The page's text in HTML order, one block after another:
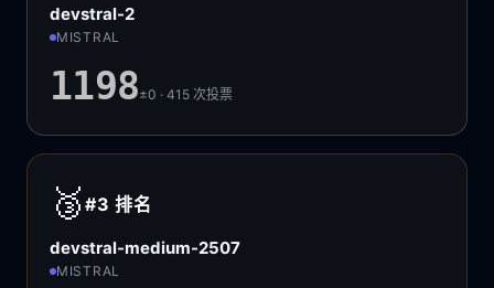
devstral-2
MISTRAL
1198±0 · 415次投票
🥉 #3排名
devstral-medium-2507
MISTRAL